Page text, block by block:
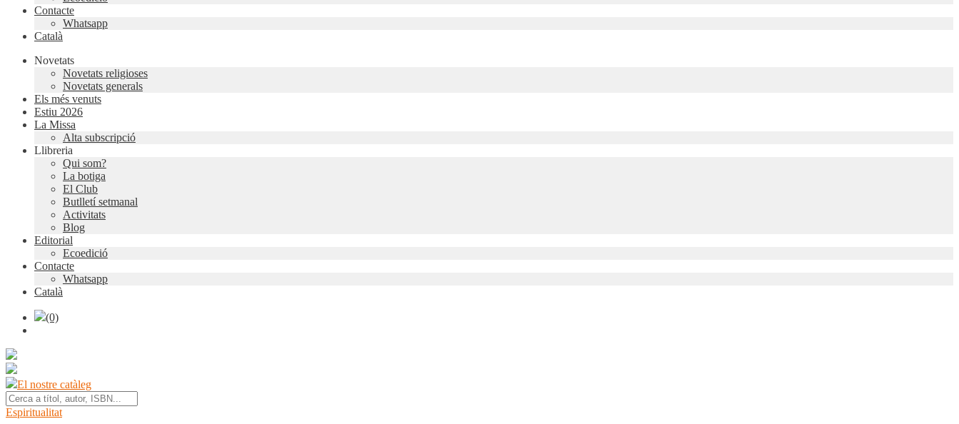
Contacte
Whatsapp
Català
Novetats
Novetats religioses
Novetats generals
Els més venuts
Estiu 2026
La Missa
Alta subscripció
Llibreria
Qui som?
La botiga
El Club
Butlletí setmanal
Activitats
Blog
Editorial
Ecoedició
Contacte
Whatsapp
Català
(0)
El nostre catàleg
Espiritualitat